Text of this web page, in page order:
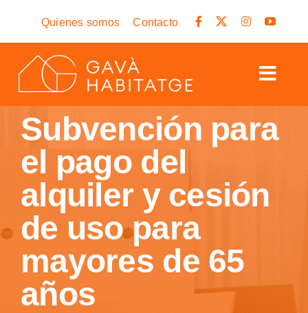
content
Quienes somos Contacto
Inicio
Vivienda en Gavá
Alquiler y ayudas
Rehabilitación
for:
Cita previa
Subvención para
el pago del
alquiler y cesión
de uso para
mayores de 65
años